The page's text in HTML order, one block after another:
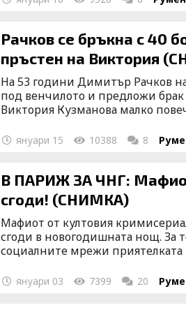
Рачков се бръкна с 40
пръстен на Виктория
На 53 години Димитър Рачков
под венчилото и предложи
Виктория Кузманова малко
януари 15 10388 8
В ПАРИЖ ЗА ЧНГ:
сгоди! (СНИМКА)
Мафиот от култовия
сгоди в новогодишната нощ. За
социалните мрежи
януари 03 7399 20